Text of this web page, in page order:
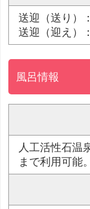
送迎（送り）
送迎（迎え）
風呂情報
人工活性石温
まで利用可能。